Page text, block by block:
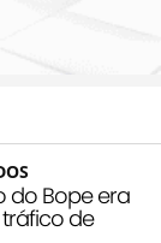
do Bope era
de